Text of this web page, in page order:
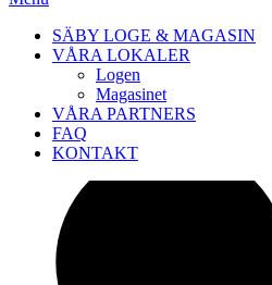
SÄBY LOGE & MAGASIN
VÅRA LOKALER
Logen
Magasinet
VÅRA PARTNERS
FAQ
KONTAKT